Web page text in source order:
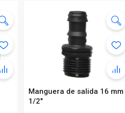
Manguera de salida 16 mm
1/2"